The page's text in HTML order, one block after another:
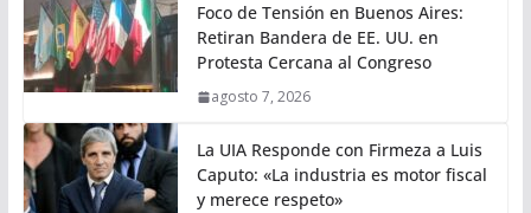
Foco de Tensión en Buenos Aires:
Retiran Bandera de EE. UU. en
Protesta Cercana al Congreso
agosto 7, 2026
La UIA Responde con Firmeza a Luis
Caputo: «La industria es motor fiscal
y merece respeto»